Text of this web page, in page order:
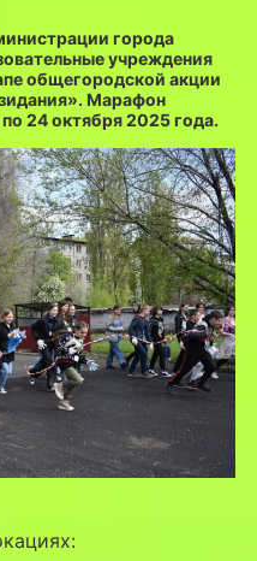
города
учреждения
общегородской акции
Марафон
24 октября 2025 года.